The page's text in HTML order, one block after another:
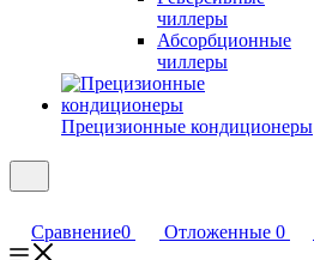
чиллеры
Абсорбционные
чиллеры
Прецизионные кондиционеры
Сравнение0 Отложенные 0